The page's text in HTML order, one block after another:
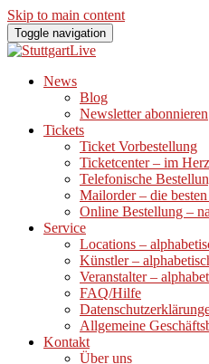
Skip to main content
Toggle navigation
News
Blog
Newsletter abonnieren
Tickets
Ticket Vorbestellung
Ticketcenter – im
Telefonische
Mailorder – die
Online Bestellung –
Service
Locations –
Künstler –
Veranstalter –
FAQ/Hilfe
Allgemeine
Kontakt
Über uns